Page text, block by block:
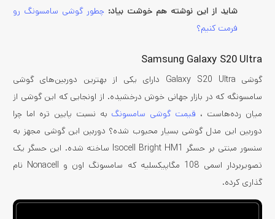
شاید از این نوشته هم خوشت بیاد: چطور گوشی سامسونگ رو
فرمت کنیم؟
Samsung Galaxy S20 Ultra
گوشی Galaxy S20 Ultra دارای یکی از بهترین دوربین‌های گوشی
سامسونگه که در بازار جهانی خوش درخشیده. از اونجایی که این گوشی از
میان ‌رده‌هاست ، قیمت گوشی سامسونگ به نسبت پایین تره اما چرا
دوربین این مدل گوشی بسیار محبوب شده؟ دوربین این گوشی مجهز به
سنسور مبتنی بر حسگر Isocell Bright HM1 ساخته شده. این حسگر یک
تصویربردار اسمی 108 مگاپیکسلیه که سامسونگ اون و Nonacell نام
گذاری کرده.